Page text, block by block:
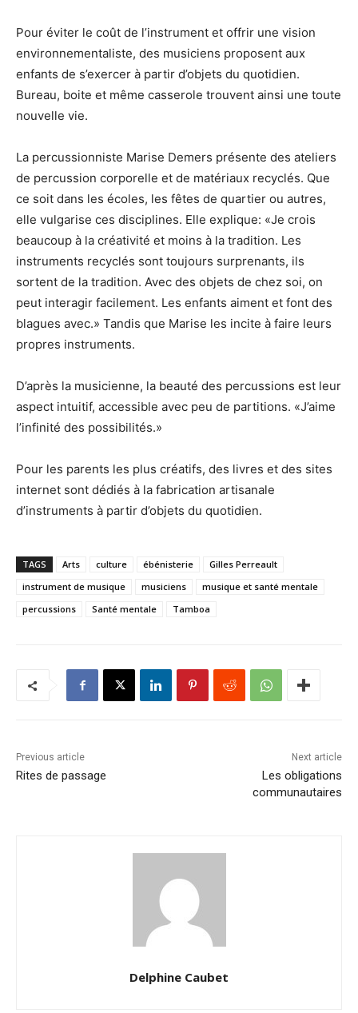
Pour éviter le coût de l’instrument et offrir une vision
environnementaliste, des musiciens proposent aux
enfants de s’exercer à partir d’objets du quotidien.
Bureau, boite et même casserole trouvent ainsi une toute
nouvelle vie.
La percussionniste Marise Demers présente des ateliers
de percussion corporelle et de matériaux recyclés. Que
ce soit dans les écoles, les fêtes de quartier ou autres,
elle vulgarise ces disciplines. Elle explique: «Je crois
beaucoup à la créativité et moins à la tradition. Les
instruments recyclés sont toujours surprenants, ils
sortent de la tradition. Avec des objets de chez soi, on
peut interagir facilement. Les enfants aiment et font des
blagues avec.» Tandis que Marise les incite à faire leurs
propres instruments.
D’après la musicienne, la beauté des percussions est leur
aspect intuitif, accessible avec peu de partitions. «J’aime
l’infinité des possibilités.»
Pour les parents les plus créatifs, des livres et des sites
internet sont dédiés à la fabrication artisanale
d’instruments à partir d’objets du quotidien.
TAGS Arts culture ébénisterie
Gilles Perreault
instrument de musique
musiciens
musique et santé mentale
percussions
Santé mentale Tamboa
Previous article
Rites de passage
Next article
Les obligations
communautaires
Delphine Caubet